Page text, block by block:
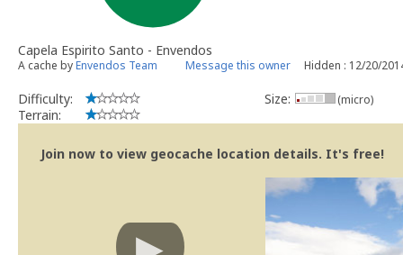
Capela Espirito Santo - Envendos
A cache byEnvendos Team Message this owner Hidden : 12/20/
Difficulty:
Terrain:
Size: (micro)
Join now to view geocache location details. It's free!